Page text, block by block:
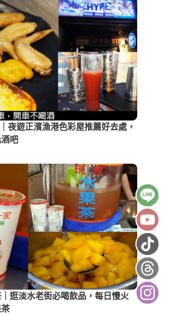
夜遊正濱漁港色彩屋推薦好去處，
吧
逛淡水老街必喝飲品，每日慢火